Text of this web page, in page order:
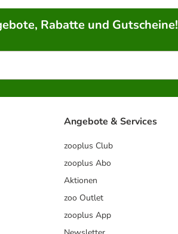
Rabatte und Gutscheine!
Angebote & Services
zooplus Club
zooplus Abo
Aktionen
zoo Outlet
zooplus App